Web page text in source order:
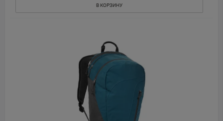
В КОРЗИНУ